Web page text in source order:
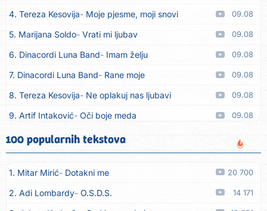
4. Tereza Kesovija Moje pjesme, moji snovi 09.08
5. Marijana Soldo Vrati mi ljubav 09.08
6. Dinacordi Luna Band Imam želju 09.08
7. Dinacordi Luna Band Rane moje 09.08
8. Tereza Kesovija Ne oplakuj nas ljubavi 09.08
9. Artif Intaković Oči boje meda 09.08
10. Rifat Tepić Iza tamnih zavjesa
11. Dinacordi Luna Band Srce svoje neću drugoj dati 09.08
12. Dreletronic Vumrl mi je pajcek moj 08.08
13. Dinacordi Luna Band Zora plava 08.08
100 popularnih tekstova
1. Mitar Mirić Dotakni me 20 700
2. Adi Lombardy O.S.D.S. 14 171